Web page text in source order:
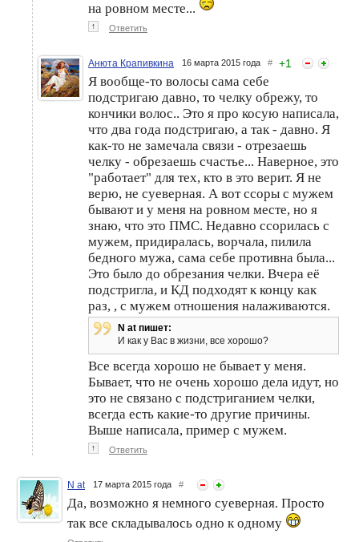
на ровном месте...
↑ Ответить
Анюта Крапивкина 16 марта 2015 года # +1
Я вообще-то волосы сама себе
подстригаю давно, то челку обрежу, то
кончики волос.. Это я про косую написала,
что два года подстригаю, а так - давно. Я
как-то не замечала связи - отрезаешь
челку - обрезаешь счастье... Наверное, это
"работает" для тех, кто в это верит. Я не
верю, не суеверная. А вот ссоры с мужем
бывают и у меня на ровном месте, но я
знаю, что это ПМС. Недавно ссорилась с
мужем, придиралась, ворчала, пилила
бедного мужа, сама себе противна была...
Это было до обрезания челки. Вчера её
подстригла, и КД подходят к концу как
раз, , с мужем отношения налаживаются.
N at пишет:
И как у Вас в жизни, все хорошо?
Все всегда хорошо не бывает у меня.
Бывает, что не очень хорошо дела идут, но
это не связано с подстриганием челки,
всегда есть какие-то другие причины.
Выше написала, пример с мужем.
↑ Ответить
N at 17 марта 2015 года #
Да, возможно я немного суеверная. Просто
так все складывалось одно к одному